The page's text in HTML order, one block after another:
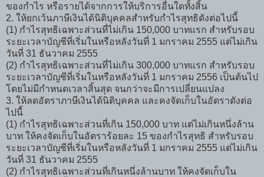
ของกำไร หรือรายได้จากการให้บริการอื่นใดทั้งสิ้น
2. ให้ยกเว้นภาษีเงินได้นิติบุคคลสำหรับกำไรสุทธิดังต่อไปนี้
(1) กำไรสุทธิเฉพาะส่วนที่ไม่เกิน 150,000 บาทแรก สำหรับรอบ
ระยะเวลาบัญชีที่เริ่มในหรือหลังวันที่ 1 มกราคม 2555 แต่ไม่เกิน
วันที่ 31 ธันวาคม 2555
(2) กำไรสุทธิเฉพาะส่วนที่ไม่เกิน 300,000 บาทแรก สำหรับรอบ
ระยะเวลาบัญชีที่เริ่มในหรือหลังวันที่ 1 มกราคม 2556 เป็นต้นไป
โดยไม่มีกำหนดเวลาสิ้นสุด จนกว่าจะมีการเปลี่ยนแปลง
3. ให้ลดอัตราภาษีเงินได้นิติบุคคล และคงจัดเก็บในอัตราดังต่อ
ไปนี้
(1) กำไรสุทธิเฉพาะส่วนที่เกิน 150,000 บาท แต่ไม่เกินหนึ่งล้าน
บาท ให้คงจัดเก็บในอัตราร้อยละ 15 ของกำไรสุทธิ สำหรับรอบ
ระยะเวลาบัญชีที่เริ่มในหรือหลังวันที่ 1 มกราคม 2555 แต่ไม่เกิน
วันที่ 31 ธันวาคม 2555
(2) กำไรสุทธิเฉพาะส่วนที่เกินหนึ่งล้านบาท ให้คงจัดเก็บใน